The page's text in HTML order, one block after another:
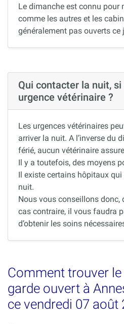
Le dimanche est connu pour
comme les autres et les
généralement pas ouverts ce
Qui contacter la nuit,
urgence vétérinaire ?
Les urgences vétérinaires
arriver la nuit. A l’inverse du
férié, aucun vétérinaire
Il y a toutefois, des moyens
Il existe certains hôpitaux
nuit.
Nous vous conseillons donc,
cas contraire, il vous faudra
d’obtenir les soins
Comment trouver
garde ouvert à
ce vendredi 07 août